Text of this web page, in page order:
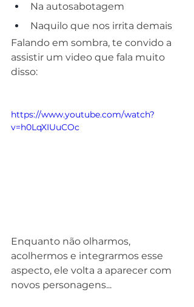
Na autosabotagem
Naquilo que nos irrita demais
Falando em sombra, te convido a
assistir um video que fala muito
disso:
https://www.youtube.com/watch?
v=h0LqXIUuCOc
Enquanto não olharmos,
acolhermos e integrarmos esse
aspecto, ele volta a aparecer com
novos personagens...